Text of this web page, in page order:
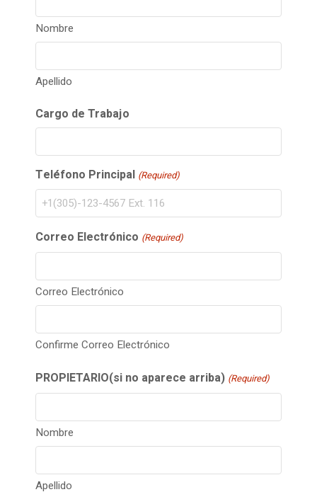
Nombre
Apellido
Cargo de Trabajo
Teléfono Principal (Required)
Correo Electrónico (Required)
Correo Electrónico
Confirme Correo Electrónico
PROPIETARIO(si no aparece arriba) (Required)
Nombre
Apellido